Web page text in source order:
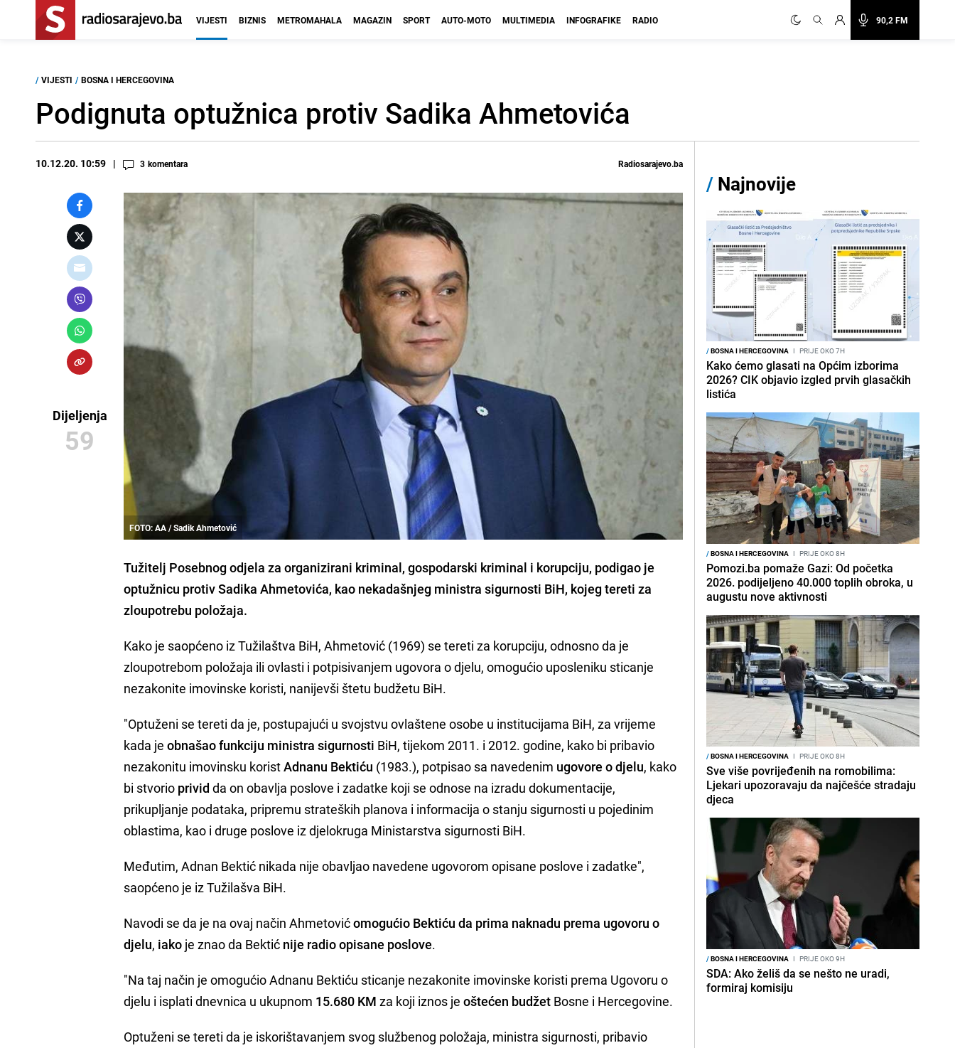
90,2 FM
VIJESTI BIZNIS METROMAHALA MAGAZIN SPORT AUTO-MOTO MULTIMEDIA INFOGRAFIKE RADIO
/ VIJESTI / BOSNA I HERCEGOVINA
Podignuta optužnica protiv Sadika Ahmetovića
10.12.20. 10:59 3 komentara Radiosarajevo.ba
Dijeljenja
59
FOTO: AA / Sadik Ahmetović
Tužitelj Posebnog odjela za organizirani kriminal, gospodarski kriminal i korupciju, podigao je
optužnicu protiv Sadika Ahmetovića, kao nekadašnjeg ministra sigurnosti BiH, kojeg tereti za
zloupotrebu položaja.
Kako je saopćeno iz Tužilaštva BiH, Ahmetović (1969) se tereti za korupciju, odnosno da je
zloupotrebom položaja ili ovlasti i potpisivanjem ugovora o djelu, omogućio uposleniku sticanje
nezakonite imovinske koristi, nanijevši štetu budžetu BiH.
"Optuženi se tereti da je, postupajući u svojstvu ovlaštene osobe u institucijama BiH, za vrijeme
kada jeobnašao funkciju ministra sigurnosti BiH, tijekom 2011. i 2012. godine, kako bi pribavio
nezakonitu imovinsku koristAdnanu Bektiću (1983.), potpisao sa navedenim ugovore o djelu, kako
bi stvorio privid da on obavlja poslove i zadatke koji se odnose na izradu dokumentacije,
prikupljanje podataka, pripremu strateških planova i informacija o stanju sigurnosti u pojedinim
oblastima, kao i druge poslove iz djelokruga Ministarstva sigurnosti BiH.
Međutim, Adnan Bektić nikada nije obavljao navedene ugovorom opisane poslove i zadatke",
saopćeno je iz Tužilašva BiH.
Navodi se da je na ovaj način Ahmetovićomogućio Bektiću da prima naknadu prema ugovoru o
djelu, iako je znao da Bektić nije radio opisane poslove.
"Na taj način je omogućio Adnanu Bektiću sticanje nezakonite imovinske koristi prema Ugovoru o
djelu i isplati dnevnica u ukupnom 15.680 KM za koji iznos jeoštećen budžet Bosne i Hercegovine.
Optuženi se tereti da je iskorištavanjem svog službenog položaja, ministra sigurnosti, pribavio
/ Najnovije
/BOSNA I HERCEGOVINA I PRIJE OKO 7H
Kako ćemo glasati na Općim izborima
2026? CIK objavio izgled prvih glasačkih
listića
/BOSNA I HERCEGOVINA I PRIJE OKO 8H
Pomozi.ba pomaže Gazi: Od početka
2026. podijeljeno 40.000 toplih obroka, u
augustu nove aktivnosti
/BOSNA I HERCEGOVINA I PRIJE OKO 8H
Sve više povrijeđenih na romobilima:
Ljekari upozoravaju da najčešće stradaju
djeca
/BOSNA I HERCEGOVINA I PRIJE OKO 9H
SDA: Ako želiš da se nešto ne uradi,
formiraj komisiju